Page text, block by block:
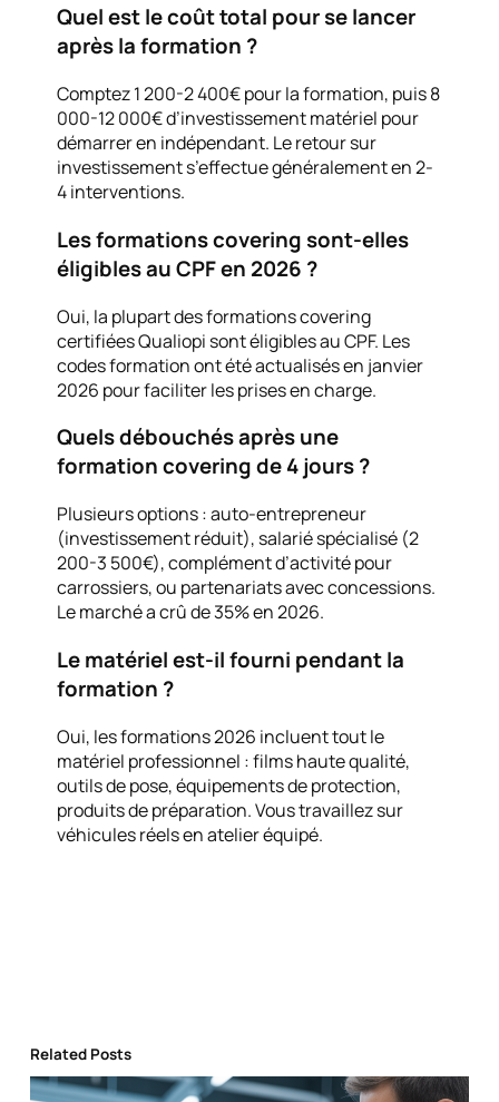
Quel est le coût total pour se lancer
après la formation ?
Comptez 1 200-2 400€ pour la formation, puis 8
000-12 000€ d’investissement matériel pour
démarrer en indépendant. Le retour sur
investissement s’effectue généralement en 2-
4 interventions.
Les formations covering sont-elles
éligibles au CPF en 2026 ?
Oui, la plupart des formations covering
certifiées Qualiopi sont éligibles au CPF. Les
codes formation ont été actualisés en janvier
2026 pour faciliter les prises en charge.
Quels débouchés après une
formation covering de 4 jours ?
Plusieurs options : auto-entrepreneur
(investissement réduit), salarié spécialisé (2
200-3 500€), complément d’activité pour
carrossiers, ou partenariats avec concessions.
Le marché a crû de 35% en 2026.
Le matériel est-il fourni pendant la
formation ?
Oui, les formations 2026 incluent tout le
matériel professionnel : films haute qualité,
outils de pose, équipements de protection,
produits de préparation. Vous travaillez sur
véhicules réels en atelier équipé.
Related Posts